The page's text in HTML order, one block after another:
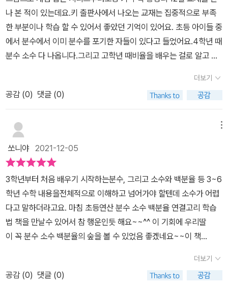
요​곱셈구구를 외우고 곱셈을 계산하는 것과 외우지 않고 계산하는 것
의 속도가 엄청 차이나듯 비율에 관한 문제를 풀때도 기본적인 것들
을 외워두면 연산 속도가 붙게 되지요문제에서 자주 나오는 비율을
분수, 소수, 백분율로 바꾸는 연습을 통해 계산 속도를 높여 볼 수 있
바꾸어 계산이 될 수 있어서 좋은것 같아요이번 학습에서도 어렵지
않게 아이가 무난하게 잘 풀어 주었답니다각 한 챕터가 끝나면 단원
마무리학습과 서술형으로 확인 학습을 공부해요앞서 배웠던 부분을
잘 이해했는지 점검해 볼 수 있는 부분으로잘 되지 않는 부분은 다시
앞부분으로 가서 다시 짚어보고 공부해보면 되겠어요​서술형으로 확
인문제에서는 문제에 괄호로 힌트를 주는 쪽수를 통해서어려울 때 해
당 페이지로 빠르게 넘어가서 확인후문제를 풀어 볼 수 있어서 좋네
요 배운 내용과 관련된 재미있는 내용으로잠깐 쉬어 가보는 코너로
아이들이 좋아할 할 부분이네요그림을 보고 분수를 쓰고, 그것을 소
수로 바꾸고, 다시 백분율로 바꾸며단계적으로 연습해 볼 수 있어요
백분율을 소수로, 소수를 백분율로, 소수를 분수로, 분수를 소수로,분
수를 백분율로, 백분율을 분수로, 백분율을 소수와 분수로분수를 소
다져볼 수 있겠어요백분율은 일상생활에서 자주 사용하는 비율로실
수→소수 ★★ 분수→백분율, 백분율→분수 ★★ 분수 → 소소, 백
분율 / 소수→분수→백분율 ★이렇게 '소수, 분수, 백분율' 의 개념을
확실하게 이해하고,각각의 연결고리 문제를 충분히 학습할 수 있게
분리하여익숙하게 연습할 수 있어 너무 좋은 교재다.이런 점 때문에
'키출판사 : 분수 소수 백분율 연결고리 학습법' 꼭 갖고싶은 교재 중
한 권이다~♥진짜 알아야 할 '분수 소수 백분율 연결고리 학습법' 의
실생활 활용도 100%이 부분을 보고 우리가 왜?! '분수, 소수, 백분율'
을 학습해야 하는지그 의미를 알 수 있는 부분이다. 오히려 이 부분을
잘 학습해 둬야 겠구나....하는 생각을 다시금 갖게하는 부분이 아닐
까....싶다~!'비율, 비율계산, 전체와부분, 농도, 할인율과 득표율'학습
력을 높일 수 있는 부분이기도 하다. 모든 수학 교재가 이렇게 실제 생
활과 관련 체감도 높게 짜여져 있다면얼마나~~~ 좋을까? 하는 생각
이 잠시 든다.^^이 교재 적극 추천한다~! 우리 아이 쉽고, 재미있게
일상에 자연스럽게학습을 할 수 있어 너무 좋은 교재다~♥​​​[출판사로
부터 도서 협찬을 받았고 본인의 주관적인 견해에 의하여 작성함]
나 본 적이 있는데요.키 출판사에서 나오는 교재는 집중적으로 부족
한 부분이나 학습 할 수 있어서 좋았던 기억이 있어요. ​초등 아이들 중
에서 분수에서 이미 분수를 포기한 자들이 있다고 들었어요.4학년 때
분수 소수 다 나옵니다.그리고 고학년 때비율을 배우는 걸로 알고 있
나 보았어요.키 출판사 사이트 매스 버스에 들어가면 초등 수학 무료
동영상 강의를 만날 수 있어요!초등 3학년 때 부터 배우게 되는 분수,
소수는 초등 4학년부터 쭉 이어지는데요. 개념이 안 잡혀 있으면 다
음 학습 때 어렵다고 느껴질 수 밖에 없는 것 같아요.초등 4학년 때
펴보면 분수, 소수, 백분율뿐만 아니라 실생활에서 활용되는 비율까
지 배울 수 있어요. ​각 단원마다 단원을 소개해주어요. 학습 할 내용이
무엇인지 그림과 함께 친절하게 설명하며 알려주고 있답니다.핵심내
용의 개념을 설명해 주고고리 만들기로 바로바로 적용해 볼 수 있도
록 해주고 있어요.각 단원마다 4개의 연결고리로 개념을 다시 한번
더 생각하고 그 개념으로 다양한 문제를 풀면서 학습 할 수 있도록 되
어 있어요. 단원 마무리와 서술형 문제로 학습한 내용을 점검하고 잘
분도 있답니다.쉬어가기 코너로 학습한 내용을 바탕으로 재미있는 이
더보기
공감 (0) 댓글 (0)
쏘니야2021-12-05
3학년부터 처음 배우기 시작하는분수, 그리고 소수와 백분율 등 3~6
학년 수학 내용을전체적으로 이해하고 넘어가야 할텐데 소수가 어렵
다고 말하더라고요. 마침 초등연산 분수 소수 백분율 연결고리 학습
법 책을 만날수 있어서 참 행운인듯 해요~~^^ 이 기회에 우리딸
이 꼭 분수 소수 백분율의 숲을 볼 수 있었음 좋겠네요~~​이 책
로 나타내는 방법을 이해하고,​2단원에서는 분수, 소수, 백분율로 나
타낸 양이 서로 같다는 걸 여러 문제를 풀며 이해해요~​3단원에서
더보기
공감 (0) 댓글 (0)